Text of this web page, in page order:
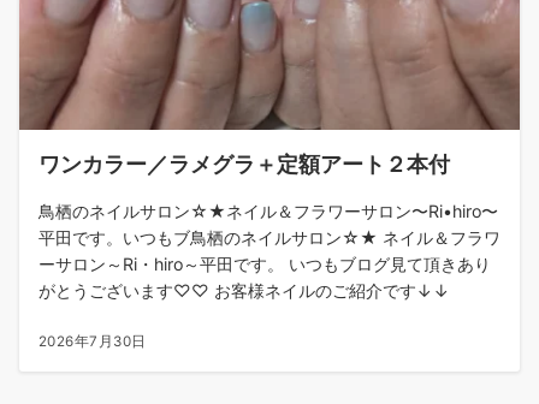
ワンカラー／ラメグラ＋定額アート２本付
鳥栖のネイルサロン☆★ネイル＆フラワーサロン〜Ri•hiro〜
平田です。いつもブ鳥栖のネイルサロン☆★ ネイル＆フラワ
ーサロン～Ri・hiro～平田です。 いつもブログ見て頂きあり
がとうございます♡♡ お客様ネイルのご紹介です↓↓
2026年7月30日